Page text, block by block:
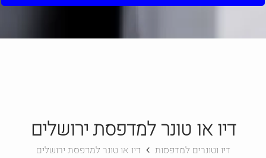
דיו או טונר למדפסת ירושלים
דיו וטונרים למדפסות דיו או טונר למדפסת ירושלים